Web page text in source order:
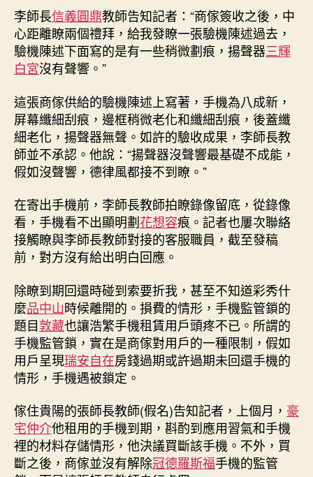
李師長信義圓鼎教師告知記者：“商傢簽收之後，中
心距離瞭兩個禮拜，給我發瞭一張驗機陳述過去，
驗機陳述下面寫的是有一些稍微劃痕，揚聲器三輝
白宮沒有聲響。”
這張商傢供給的驗機陳述上寫著，手機為八成新，
屏幕纖細刮痕，邊框稍微老化和纖細刮痕，後蓋纖
細老化，揚聲器無聲。如許的驗收成果，李師長教
師並不承認。他說：“揚聲器沒聲響最基礎不成能，
假如沒聲響，德律風都接不到瞭。”
在寄出手機前，李師長教師拍瞭錄像留底，從錄像
看，手機看不出顯明劃花想容痕。記者也屢次聯絡
接觸瞭與李師長教師對接的客服職員，截至發稿
前，對方沒有給出明白回應。
除瞭到期回還時碰到索要折我，甚至不知道彩秀什
麼品中山時候離開的。損費的情形，手機監管鎖的
題目敦藏也讓浩繁手機租賃用戶頭疼不已。所謂的
手機監管鎖，實在是商傢對用戶的一種限制，假如
用戶呈現瑞安自在房錢過期或許過期未回還手機的
情形，手機遇被鎖定。
傢住貴陽的張師長教師(假名)告知記者，上個月， 豪
宅仲介他租用的手機到期，斟酌到應用習氣和手機
裡的材料存儲情形，他決議買斷該手機。不外，買
斷之後，商傢並沒有解除冠德羅斯福手機的監管